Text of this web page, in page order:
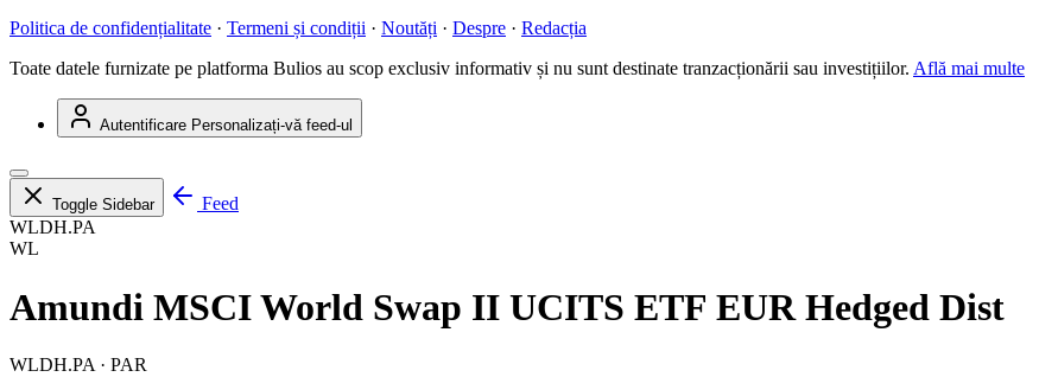
Politica de confidențialitate · Termeni și condiții · Noutăți · Despre · Redacția
Toate datele furnizate pe platforma Bulios au scop exclusiv informativ și nu sunt destinate tranzacționării sau investițiilor. Află mai multe
Autentificare Personalizați-vă feed-ul
Toggle Sidebar
Feed
WLDH.PA
WL
Amundi MSCI World Swap II UCITS ETF EUR Hedged Dist
WLDH.PA · PAR